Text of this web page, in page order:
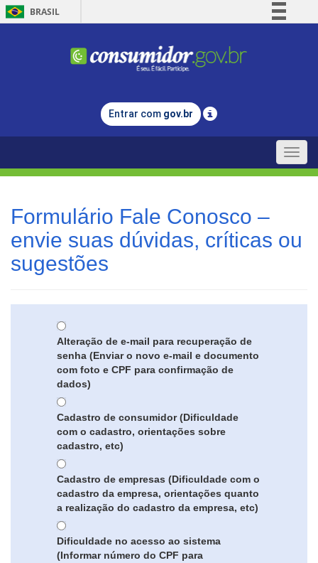
BRASIL
Comunica BR
Legislação
Entrar com gov.br
Toggle
Formulário Fale Conosco –
envie suas dúvidas, críticas ou
sugestões
Alteração de e-mail para recuperação de
senha (Enviar o novo e-mail e documento
com foto e CPF para confirmação de
dados)
Cadastro de consumidor (Dificuldade
com o cadastro, orientações sobre
cadastro, etc)
Cadastro de empresas (Dificuldade com o
cadastro da empresa, orientações quanto
a realização do cadastro da empresa, etc)
Dificuldade no acesso ao sistema
(Informar número do CPF para